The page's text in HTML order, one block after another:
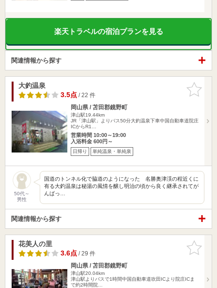
楽天トラベルの宿泊プランを見る
関連情報から探す
お気に入
りに追加
大釣温泉
3.5点/ 22 件
岡山県 / 苫田郡鏡野町
津山駅19.44km
JR「津山駅」よりバス50分大釣温泉下車中国自動車道院庄
ICからR1…
営業時間 10:00～19:00
入浴料金 600円～
日帰り 単純温泉・単純泉
50代～
男性
国道のトンネル化で脇道のようになった 名勝奥津渓の程近くに
有る大釣温泉は秘湯の風情を醸し明治の頃から良く継承されてが
んばっ…
関連情報から探す
お気に入
りに追加
花美人の里
3.6点/ 29 件
岡山県 / 苫田郡鏡野町
津山駅20.04km
津山駅よりバスで1時間中国自動車道吹田ICより院庄ICま
で約2時間院…